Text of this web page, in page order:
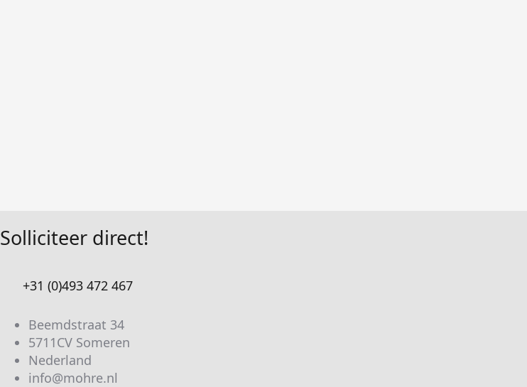
Solliciteer direct!
+31 (0)493 472 467
Beemdstraat 34
5711CV Someren
Nederland
info@mohre.nl